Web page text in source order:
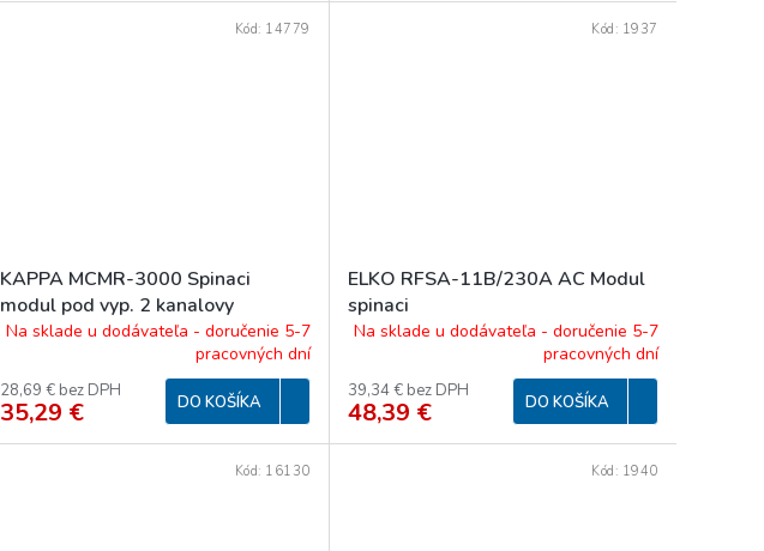
KAPPA MCMR-3000 Spinaci
modul pod vyp. 2 kanalovy
Na sklade u dodávateľa - doručenie 5-7
pracovných dní
28,69 € bez DPH
35,29 € DO KOŠÍKA
Kód: 14779
ELKO RFSA-11B/230A AC Modul
spinaci
Na sklade u dodávateľa - doručenie 5-7
pracovných dní
39,34 € bez DPH
48,39 € DO KOŠÍKA
Kód: 1937
Kód: 16130 Kód: 1940